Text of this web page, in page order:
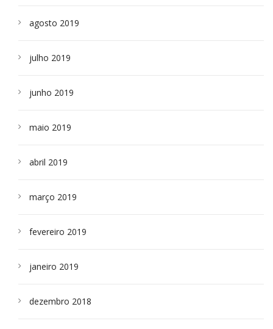
agosto 2019
julho 2019
junho 2019
maio 2019
abril 2019
março 2019
fevereiro 2019
janeiro 2019
dezembro 2018